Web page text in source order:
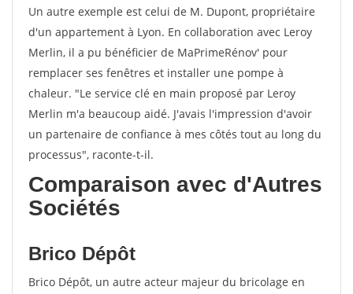
Un autre exemple est celui de M. Dupont, propriétaire
d'un appartement à Lyon. En collaboration avec Leroy
Merlin, il a pu bénéficier de MaPrimeRénov' pour
remplacer ses fenêtres et installer une pompe à
chaleur. "Le service clé en main proposé par Leroy
Merlin m'a beaucoup aidé. J'avais l'impression d'avoir
un partenaire de confiance à mes côtés tout au long du
processus", raconte-t-il.
Comparaison avec d'Autres
Sociétés
Brico Dépôt
Brico Dépôt, un autre acteur majeur du bricolage en